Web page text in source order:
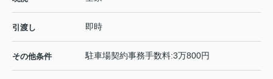
引渡し 即時
その他条件 駐車場契約事務手数料:3万800円